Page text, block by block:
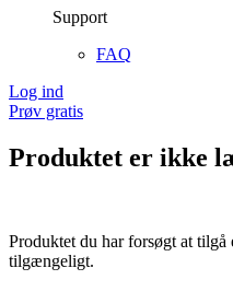
Support
FAQ
Log ind
Prøv gratis
Produktet er ikke
Produktet du har forsøgt at
tilgængeligt.